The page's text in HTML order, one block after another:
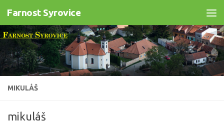
Skip to content
Farnost Syrovice
MIKULÁŠ
mikuláš